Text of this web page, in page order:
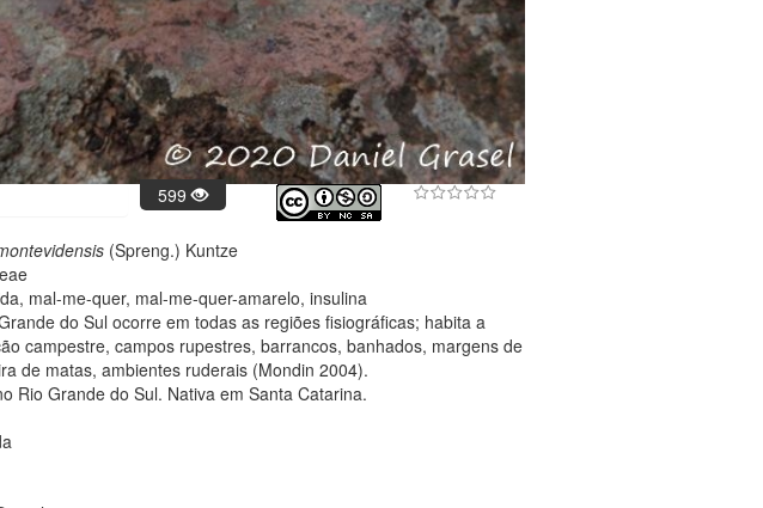
599
(Spreng.) Kuntze
mal-me-quer, mal-me-quer-amarelo, insulina
do Sul ocorre em todas as regiões fisiográficas; habita a
campestre, campos rupestres, barrancos, banhados, margens de
de matas, ambientes ruderais (Mondin 2004).
Rio Grande do Sul. Nativa em Santa Catarina.